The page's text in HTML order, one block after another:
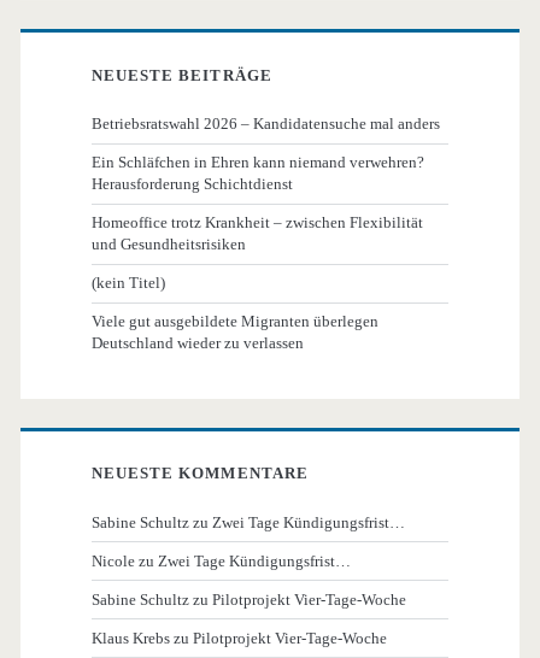
NEUESTE BEITRÄGE
Betriebsratswahl 2026 – Kandidatensuche mal anders
Ein Schläfchen in Ehren kann niemand verwehren?
Herausforderung Schichtdienst
Homeoffice trotz Krankheit – zwischen Flexibilität
und Gesundheitsrisiken
(kein Titel)
Viele gut ausgebildete Migranten überlegen
Deutschland wieder zu verlassen
NEUESTE KOMMENTARE
Sabine Schultz zu Zwei Tage Kündigungsfrist…
Nicole zu Zwei Tage Kündigungsfrist…
Sabine Schultz zuPilotprojekt Vier-Tage-Woche
Klaus Krebs zuPilotprojekt Vier-Tage-Woche